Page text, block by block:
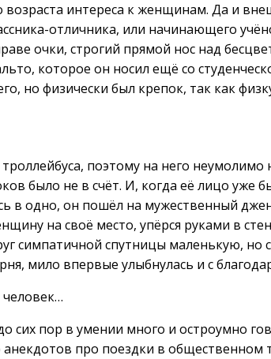
возраста интереса к женщинам. Да и
отличника, или начинающего
очки, строгий прямой нос над
которое он носил ещё со
но физически был крепок, так как
поэтому на него неумолимо
было не в счёт. И, когда её лицо уже
в одно, он пошёл на мужественный
на своё место, упёрся руками в
симпатичной спутницы маленькую, но
мило впервые улыбнулась и с
сих пор в умении много и остроумно
анекдотов про поездки в общественном